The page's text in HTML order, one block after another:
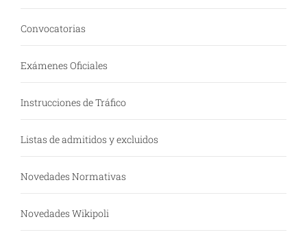
Convocatorias
Exámenes Oficiales
Instrucciones de Tráfico
Listas de admitidos y excluidos
Novedades Normativas
Novedades Wikipoli